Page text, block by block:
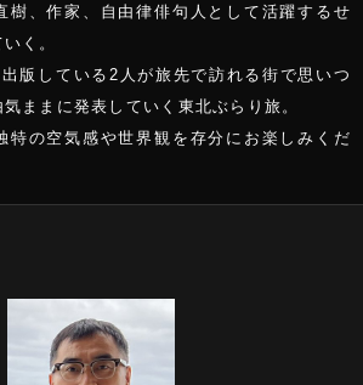
樹、作家、自由律俳句人として活躍するせ
く。
版している2人が旅先で訪れる街で思いつ
ままに発表していく東北ぶらり旅。
特の空気感や世界観を存分にお楽しみくだ